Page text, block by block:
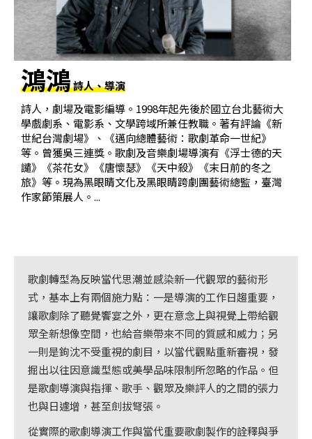
夜
鶯
基
金
會
聯
絡
我
登
入/
加
入
會
員
回
首
頁
鴻鴻詩人、導演
詩人，劇場及電影編導。1998年起先後於國立台北藝術大
學戲劇系、電影系、文學跨域所兼任教職。著有評論《新
世紀台灣劇場》、《邁向總體藝術：歌劇革命一世紀》
等。曾獲吳三連獎。歌劇及音樂劇場導演有《浮士德的天
譴》《茶花女》《唐懷瑟》《天中殺》《末日前的冬之
旅》等。現為黑眼睛文化及黑眼睛跨劇團藝術總監，臺灣
作家節策展人。...
歌劇轉型為反映當代思潮並感染新一代觀眾的藝術形
式，基本上有兩個施力點：一是導演的工作日趨重要，
讓歌劇除了聽覺饗宴之外，更在意念上與視覺上帶給觀
眾全新想像空間，也給音樂帶來不同的質感和威力；另
一則是鉤沈不受重視的劇目，以當代觀點重新審視，發
掘出以往因意識型態或美學品味限制所忽略的作品。但
是歌劇導演與指揮、歌手、觀眾及樂評人的之間的張力
也與日遽增，甚至劍拔弩張。
從實際的歌劇導演工作與當代重要歌劇製作的詮釋與爭